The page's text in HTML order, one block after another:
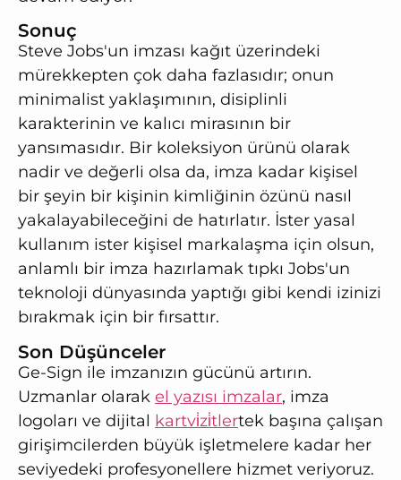
Sonuç
Steve Jobs'un imzası kağıt üzerindeki
mürekkepten çok daha fazlasıdır; onun
minimalist yaklaşımının, disiplinli
karakterinin ve kalıcı mirasının bir
yansımasıdır. Bir koleksiyon ürünü olarak
nadir ve değerli olsa da, imza kadar kişisel
bir şeyin bir kişinin kimliğinin özünü nasıl
yakalayabileceğini de hatırlatır. İster yasal
kullanım ister kişisel markalaşma için olsun,
anlamlı bir imza hazırlamak tıpkı Jobs'un
teknoloji dünyasında yaptığı gibi kendi izinizi
bırakmak için bir fırsattır.
Son Düşünceler
Ge-Sign ile imzanızın gücünü artırın.
Uzmanlar olarak el yazısı imzalar, imza
logoları ve dijital kartvi̇zi̇tlertek başına çalışan
girişimcilerden büyük işletmelere kadar her
seviyedeki profesyonellere hizmet veriyoruz.